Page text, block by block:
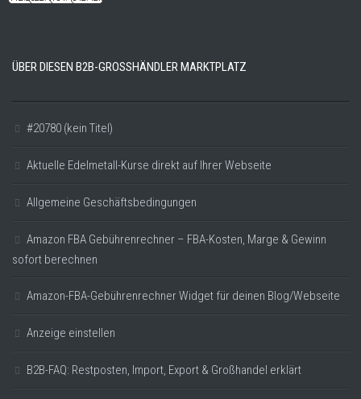
ÜBER DIESEN B2B-GROSSHÄNDLER MARKTPLATZ
#20780 (kein Titel)
Aktuelle Edelmetall-Kurse direkt auf Ihrer Webseite
Allgemeine Geschäftsbedingungen
Amazon FBA Gebührenrechner – FBA-Kosten, Marge & Gewinn
sofort berechnen
Amazon-FBA-Gebührenrechner Widget für deinen Blog/Webseite
Anzeige einstellen
B2B-FAQ: Restposten, Import, Export & Großhandel erklärt